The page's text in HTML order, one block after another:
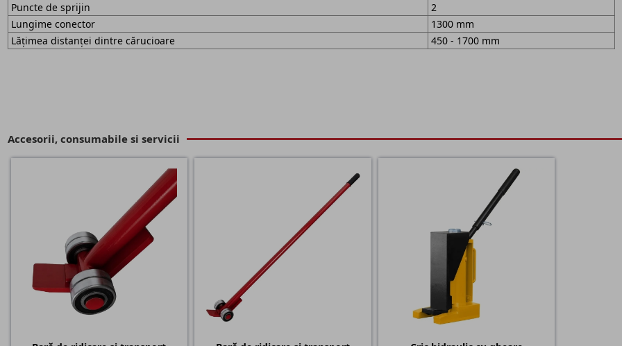
Puncte de sprijin
2
Lungime conector
1300 mm
Lățimea distanței dintre cărucioare
450 - 1700 mm
Accesorii, consumabile si servicii